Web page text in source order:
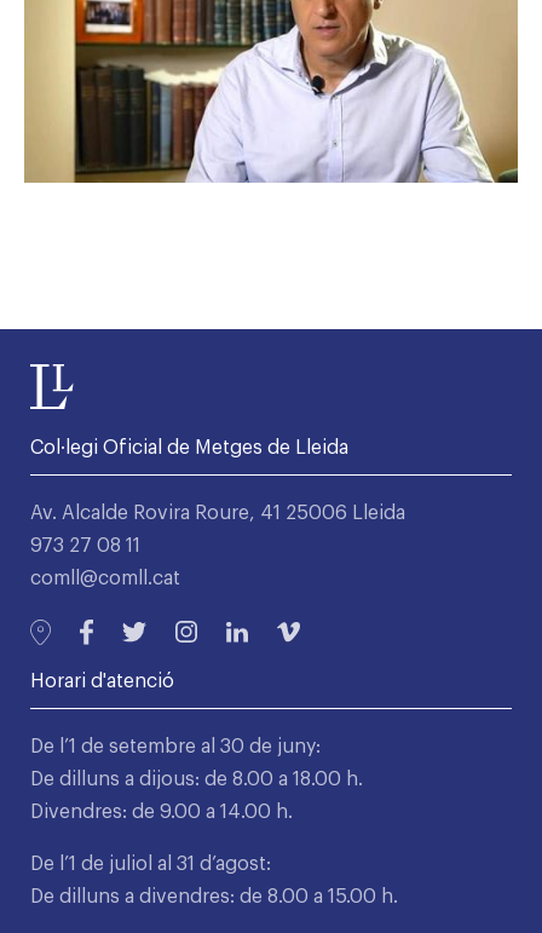
Col·legi Oficial de Metges de Lleida
Av. Alcalde Rovira Roure, 41 25006 Lleida
973 27 08 11
comll@comll.cat
Horari d'atenció
De l’1 de setembre al 30 de juny:
De dilluns a dijous: de 8.00 a 18.00 h.
Divendres: de 9.00 a 14.00 h.
De l’1 de juliol al 31 d’agost:
De dilluns a divendres: de 8.00 a 15.00 h.